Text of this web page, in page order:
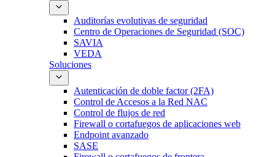
Auditorías evolutivas de seguridad
Centro de Operaciones de Seguridad (SOC)
SAVIA
VEDA
Soluciones
Autenticación de doble factor (2FA)
Control de Accesos a la Red NAC
Control de flujos de red
Firewall o cortafuegos de aplicaciones web
Endpoint avanzado
SASE